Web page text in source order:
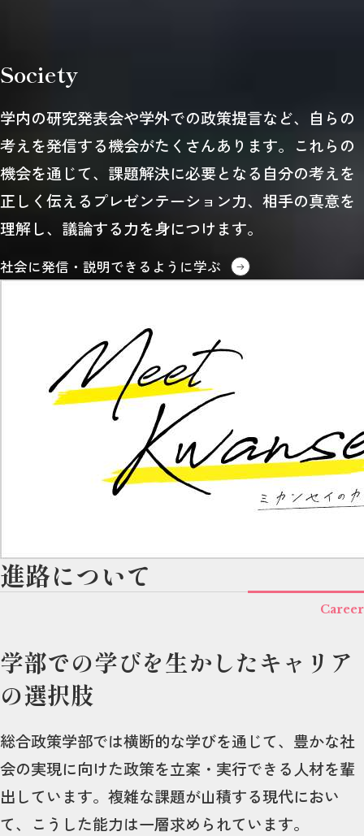
Society
学内の研究発表会や学外での政策提言など、自らの
考えを発信する機会がたくさんあります。これらの
機会を通じて、課題解決に必要となる自分の考えを
正しく伝えるプレゼンテーション力、相手の真意を
理解し、議論する力を身につけます。
社会に発信・説明できるように学ぶ
進路について
Career
学部での学びを生かしたキャリア
の選択肢
総合政策学部では横断的な学びを通じて、豊かな社
会の実現に向けた政策を立案・実行できる人材を輩
出しています。複雑な課題が山積する現代におい
て、こうした能力は一層求められています。